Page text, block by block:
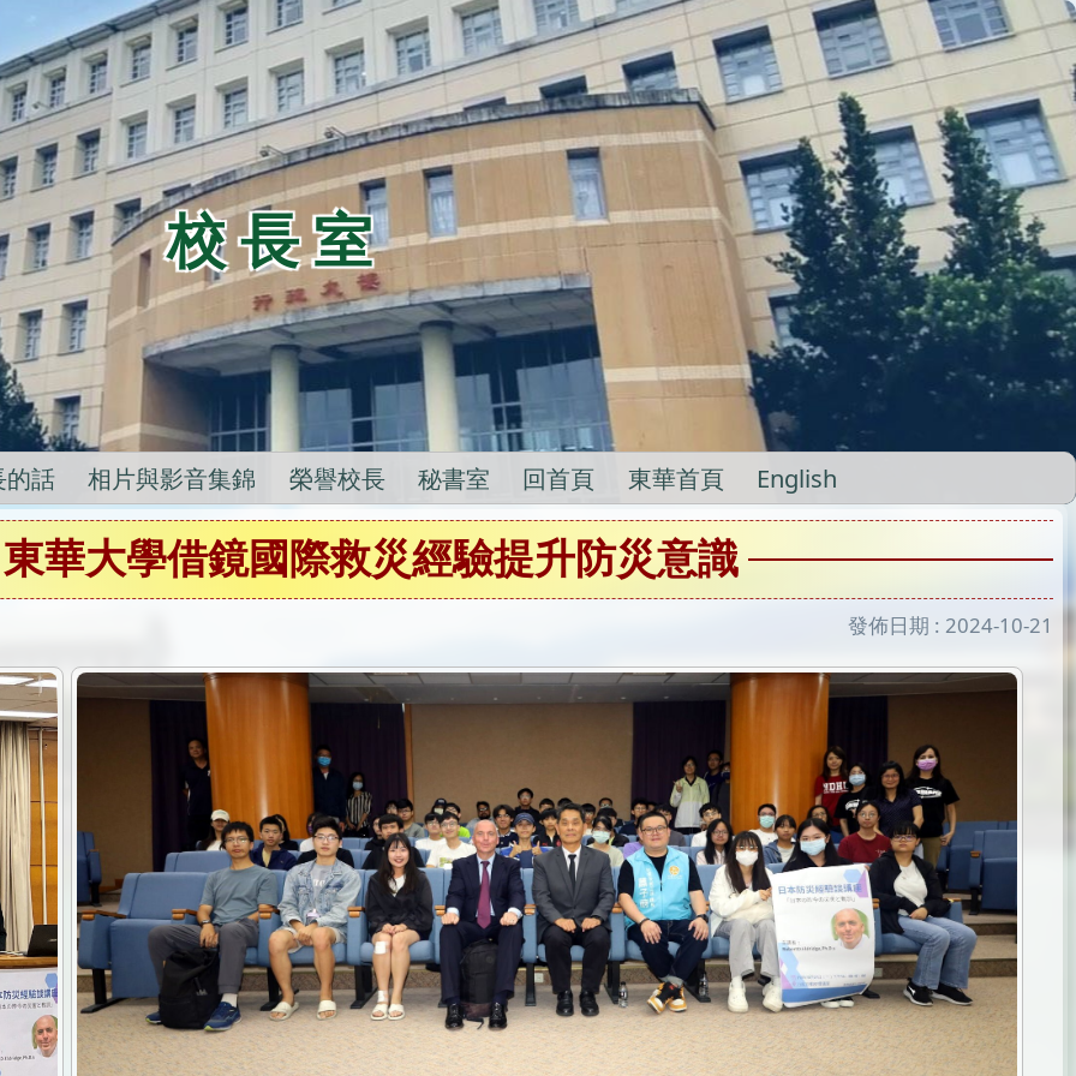
校 長 室
的話 相片與影音集錦 榮譽校長 秘書室 回首頁 東華首頁 English
華大學借鏡國際救災經驗提升防災意識
發佈日期 : 2024-10-21